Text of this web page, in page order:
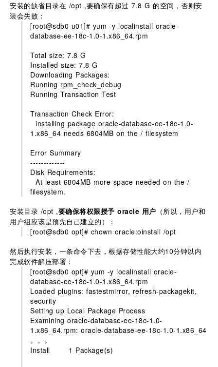
安装的缺省目录在 /opt ,要确保有超过 7.8 G 的空间，否则安
装会失败：
[root@sdb0 u01]# yum -y localinstall oracle-
database-ee-18c-1.0-1.x86_64.rpm
Total size: 7.8 G
Installed size: 7.8 G
Downloading Packages:
Running rpm_check_debug
Running Transaction Test
Transaction Check Error:
installing package oracle-database-ee-18c-1.0-
1.x86_64 needs 6804MB on the / filesystem
Error Summary
-------------
Disk Requirements:
At least 6804MB more space needed on the /
filesystem.
安装目录 /opt ,要确保将权限授予 oracle 用户 （所以，用户和
用户组应该是预先自己建立的）：
[root@sdb0 opt]# chown oracle:oinstall /opt
然后执行安装，一条命令下去，根据存储性能大约10分钟以内
完成软件解压部署：
[root@sdb0 opt]# yum -y localinstall oracle-
database-ee-18c-1.0-1.x86_64.rpm
Loaded plugins: fastestmirror, refresh-packagekit,
security
Setting up Local Package Process
Examining oracle-database-ee-18c-1.0-
1.x86_64.rpm: oracle-database-ee-18c-1.0-1.x86_64
。。。
Install 1 Package(s)